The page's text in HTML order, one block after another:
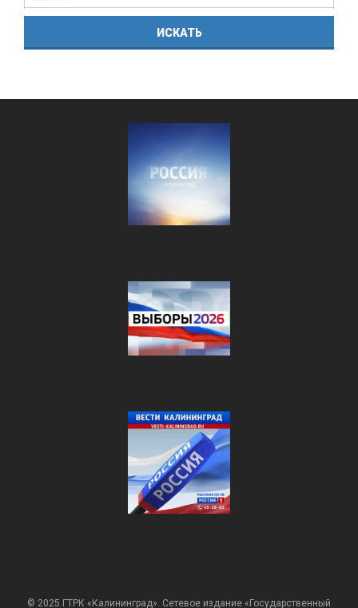
© 2025 ГТРК «Калининград». Сетевое издание «Государственный